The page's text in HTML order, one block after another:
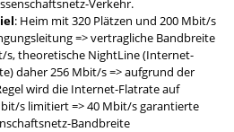
Verkehr.
: Heim mit 320 Plätzen und 200 Mbit/s
=> vertragliche Bandbreite
s, theoretische NightLine (Internet-
daher 256 Mbit/s => aufgrund der
wird die Internet-Flatrate auf
s limitiert => 40 Mbit/s garantierte
Bandbreite